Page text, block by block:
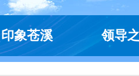
印象苍溪 领导